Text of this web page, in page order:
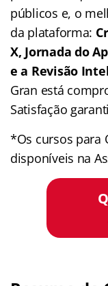
públicos e, o
da plataforma:
X, Jornada do
e a Revisão
Gran está
Satisfação
*Os cursos para
disponíveis na